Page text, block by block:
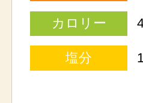
カロリー
塩分